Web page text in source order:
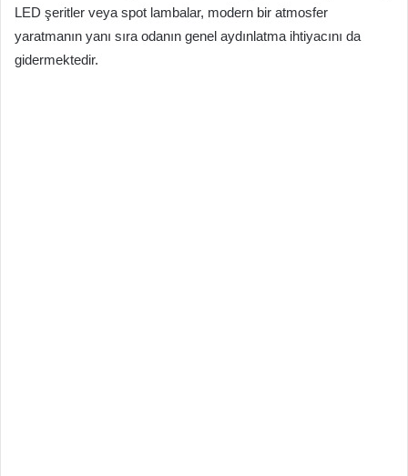
LED şeritler veya spot lambalar, modern bir atmosfer
yaratmanın yanı sıra odanın genel aydınlatma ihtiyacını da
gidermektedir.